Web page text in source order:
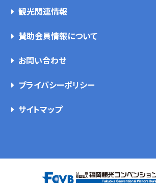
観光関連情報
賛助会員情報について
お問い合わせ
プライバシーポリシー
サイトマップ